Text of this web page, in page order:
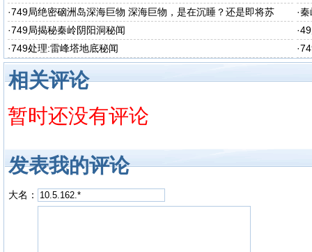
·749局绝密硇洲岛深海巨物 深海巨物，是在沉睡？还是即将苏
醒？
·秦
·749局揭秘秦岭阴阳洞秘闻 ·
·749处理:雷峰塔地底秘闻 ·
相关评论
暂时还没有评论
发表我的评论
大名：